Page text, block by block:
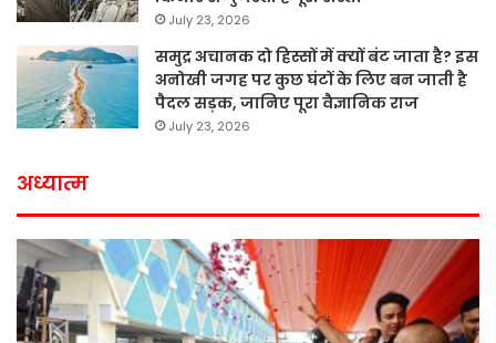
July 23, 2026
समुद्र अचानक दो हिस्सों में क्यों बंट जाता है? इस
अनोखी जगह पर कुछ घंटों के लिए बन जाती है
पैदल सड़क, जानिए पूरा वैज्ञानिक राज
July 23, 2026
अध्यात्म